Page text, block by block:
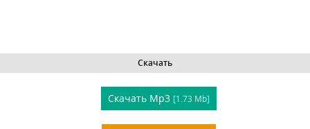
Скачать
Скачать Mp3 [1.73 Mb]